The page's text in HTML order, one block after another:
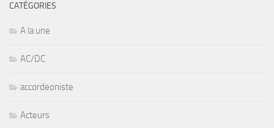
CATÉGORIES
A la une
AC/DC
accordeoniste
Acteurs